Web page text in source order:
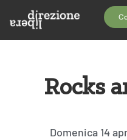
Rocks
Domenica 14